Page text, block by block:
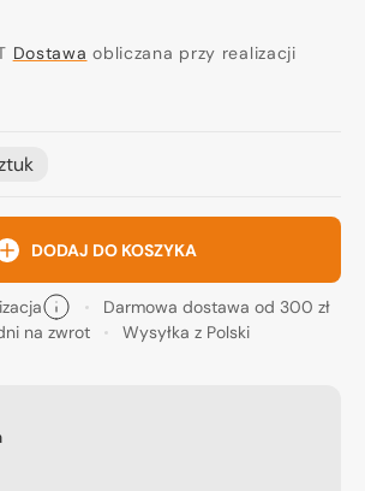
Dostawa obliczana przy realizacji
DODAJ DO KOSZYKA
Darmowa dostawa od 300 zł
na zwrot
Wysyłka z Polski